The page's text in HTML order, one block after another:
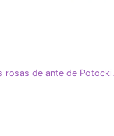
rosas de ante de Potocki.